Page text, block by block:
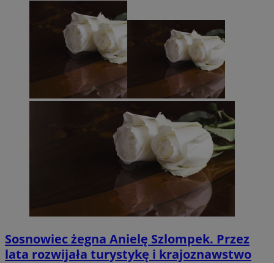
Sosnowiec żegna Anielę Szlompek. Przez
lata rozwijała turystykę i krajoznawstwo